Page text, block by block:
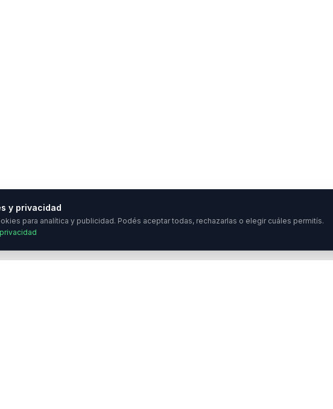
y privacidad
para analítica y publicidad. Podés aceptar todas, rechazarlas o elegir cuáles permitís.